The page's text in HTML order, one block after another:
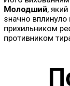
Молодший,
значно вплинуло
прихильником
противником